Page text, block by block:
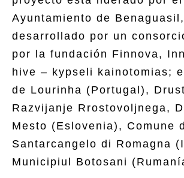
Ayuntamiento de
desarrollado por un
por la fundación Finnova,
hive – kypseli kainotomias;
de Lourinha (Portugal),
Razvijanje Rrostovoljnega,
Mesto (Eslovenia), Comune
Santarcangelo di Romagna
Municipiul Botosani